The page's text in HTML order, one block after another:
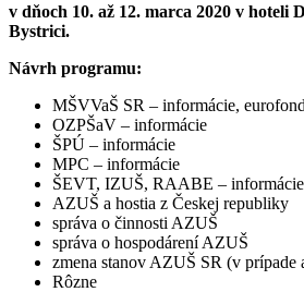
v dňoch 10. až 12. marca 2020 v hoteli
Bystrici.
Návrh programu:
MŠVVaŠ SR – informácie,
OZPŠaV – informácie
ŠPÚ – informácie
MPC – informácie
ŠEVT, IZUŠ, RAABE – informácie
AZUŠ a hostia z Českej republiky
správa o činnosti AZUŠ
správa o hospodárení AZUŠ
zmena stanov AZUŠ SR (v prípade
Rôzne